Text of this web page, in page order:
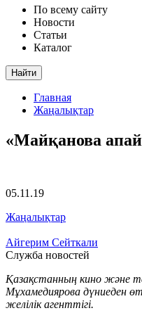
По всему сайту
Новости
Статьи
Каталог
Найти
Главная
Жаңалықтар
«Майқанова
05.11.19
Жаңалықтар
Айгерим Сейткали
Служба новостей
Қазақстанның кино және
Мұхамедиярова дүниеден
желілік агенттігі.